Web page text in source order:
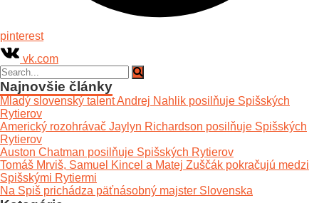
pinterest
vk.com
Najnovšie články
Mladý slovenský talent Andrej Nahlik posilňuje Spišských
Rytierov
Americký rozohrávač Jaylyn Richardson posilňuje Spišských
Rytierov
Auston Chatman posilňuje Spišských Rytierov
Tomáš Mrviš, Samuel Kincel a Matej Zuščák pokračujú medzi
Spišskými Rytiermi
Na Spiš prichádza päťnásobný majster Slovenska